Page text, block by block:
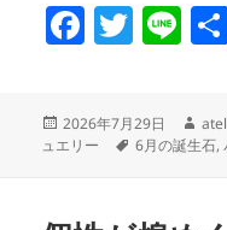
F
e
o
T
er
Li
投
稿
2026年7月29日
作
成
ュエリー
タ
6月の誕生石,